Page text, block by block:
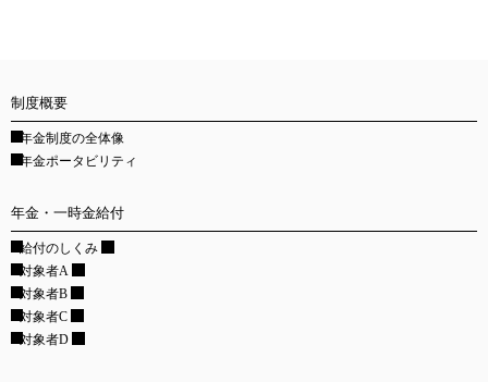
制度概要
年金制度の全体像
年金ポータビリティ
年金・一時金給付
給付のしくみ
対象者A
対象者B
対象者C
対象者D